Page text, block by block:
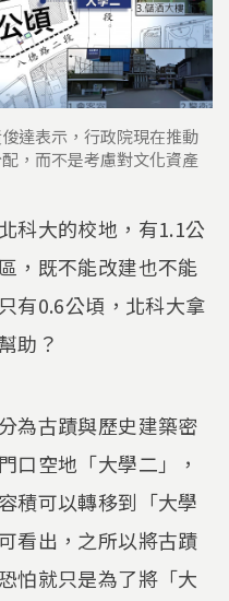
達表示，行政院現在推動
，而不是考慮對文化資產
科大的校地，有1.1公
，既不能改建也不能
有0.6公頃，北科大拿
助？
為古蹟與歷史建築密
口空地「大學二」，
積可以轉移到「大學
看出，之所以將古蹟
怕就只是為了將「大